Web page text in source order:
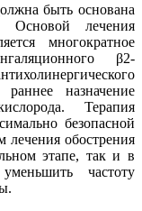
быть основана
Основой лечения
многократное
β2-
назначение
Терапия
безопасной
лечения обострения
этапе, так и в
частоту